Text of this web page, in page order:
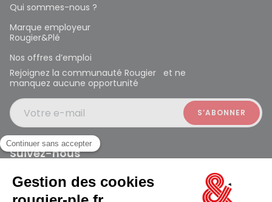
Qui sommes-nous ?
Marque employeur
Rougier&Plé
Nos offres d’emploi
Rejoignez la communauté Rougier et ne
manquez aucune opportunité
Votre e-mail
Suivez-nous